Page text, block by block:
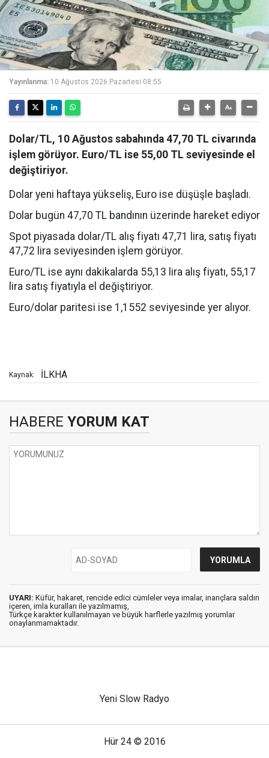
Yayınlanma: 10 Ağustos 2026 Pazartesi 08:55
Dolar/TL, 10 Ağustos sabahında 47,70 TL civarında
işlem görüyor. Euro/TL ise 55,00 TL seviyesinde el
değiştiriyor.
Dolar yeni haftaya yükseliş, Euro ise düşüşle başladı.
Dolar bugün 47,70 TL bandının üzerinde hareket ediyor
Spot piyasada dolar/TL alış fiyatı 47,71 lira, satış fiyatı
47,72 lira seviyesinden işlem görüyor.
Euro/TL ise aynı dakikalarda 55,13 lira alış fiyatı, 55,17
lira satış fiyatıyla el değiştiriyor.
Euro/dolar paritesi ise 1,1552 seviyesinde yer alıyor.
Kaynak: İLKHA
HABERE YORUM KAT
UYARI: Küfür, hakaret, rencide edici cümleler veya imalar, inançlara saldırı
içeren, imla kuralları ile yazılmamış,
Türkçe karakter kullanılmayan ve büyük harflerle yazılmış yorumlar
onaylanmamaktadır.
Yeni Slow Radyo
Hür 24 © 2016